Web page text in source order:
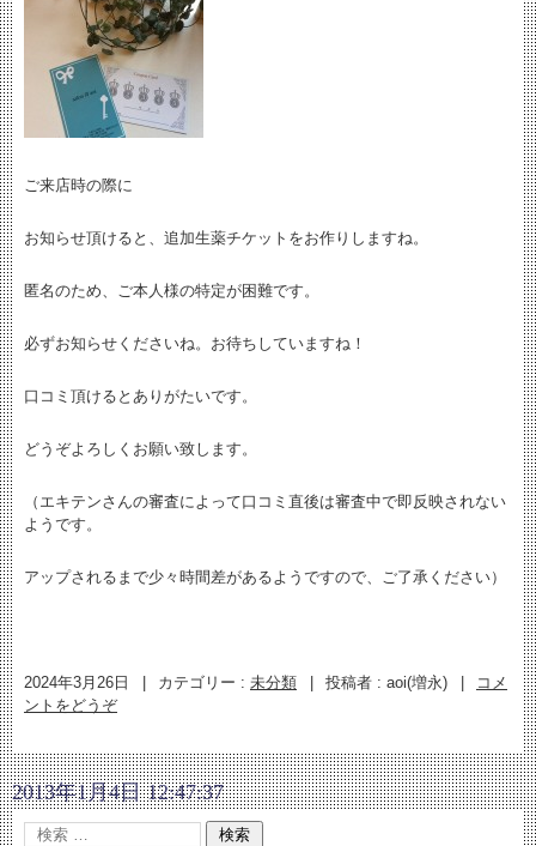
ご来店時の際に
お知らせ頂けると、追加生薬チケットをお作りしますね。
匿名のため、ご本人様の特定が困難です。
必ずお知らせくださいね。お待ちしていますね！
口コミ頂けるとありがたいです。
どうぞよろしくお願い致します。
（エキテンさんの審査によって口コミ直後は審査中で即反映されない
ようです。
アップされるまで少々時間差があるようですので、ご了承ください）
2024年3月26日 カテゴリー : 未分類 投稿者 : aoi(増永)
コメ
ントをどうぞ
2013年1月4日 12:47:37